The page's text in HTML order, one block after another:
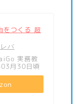
をつくる 超
バ
実務教
月30日頃